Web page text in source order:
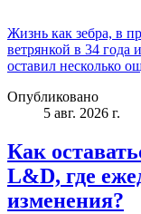
Жизнь как зебра, в
ветрянкой в 34 года
оставил несколько
Опубликовано
5 авг. 2026 г.
Как
L&D, где
изменения?